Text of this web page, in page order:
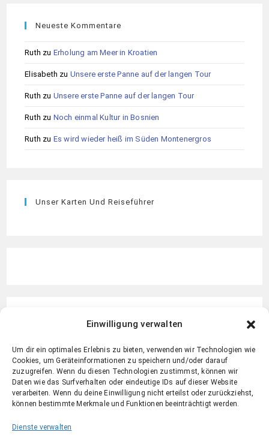
Einwilligung verwalten
Um dir ein optimales Erlebnis zu bieten, verwenden wir Technologien wie
Cookies, um Geräteinformationen zu speichern und/oder darauf
zuzugreifen. Wenn du diesen Technologien zustimmst, können wir
Daten wie das Surfverhalten oder eindeutige IDs auf dieser Website
verarbeiten. Wenn du deine Einwilligung nicht erteilst oder zurückziehst,
können bestimmte Merkmale und Funktionen beeinträchtigt werden.
Dienste verwalten
Neueste Kommentare
Ruth zu Erholung am Meer in Kroatien
Elisabeth zu Unsere erste Panne auf der langen Tour
Ruth zu Unsere erste Panne auf der langen Tour
Ruth zu Noch einmal Kultur in Bosnien
Ruth zu Es wird wieder heiß im Süden Montenergros
Unser Karten Und Reiseführer